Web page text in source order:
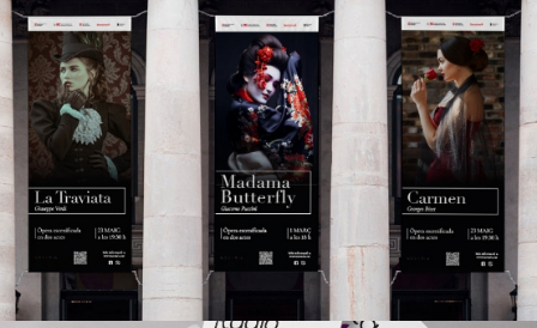
NovAria
Estratègia de marketing i branding